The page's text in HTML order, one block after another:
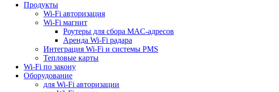
Продукты
Wi-Fi авторизация
Wi-Fi магнит
Роутеры для сбора MAC-адресов
Аренда Wi-Fi радара
Интеграция Wi-Fi и системы PMS
Тепловые карты
Wi-Fi по закону
Оборудование
для Wi-Fi авторизации